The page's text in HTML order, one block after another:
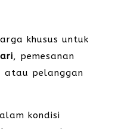
khusus untuk
, pemesanan
atau pelanggan
kondisi